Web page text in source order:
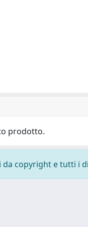
prodotto.
copyright e tutti i